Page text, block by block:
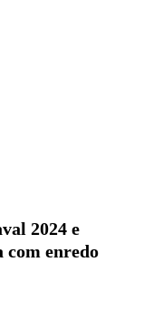
2024 e
com enredo